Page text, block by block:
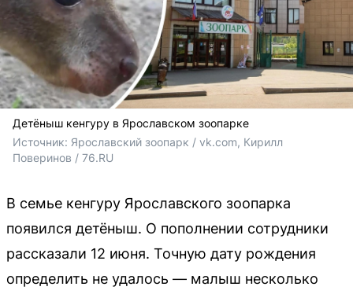
Детёныш кенгуру в Ярославском зоопарке
Источник: Ярославский зоопарк / vk.com, Кирилл
Поверинов / 76.RU
В семье кенгуру Ярославского зоопарка
появился детёныш. О пополнении сотрудники
рассказали 12 июня. Точную дату рождения
определить не удалось — малыш несколько